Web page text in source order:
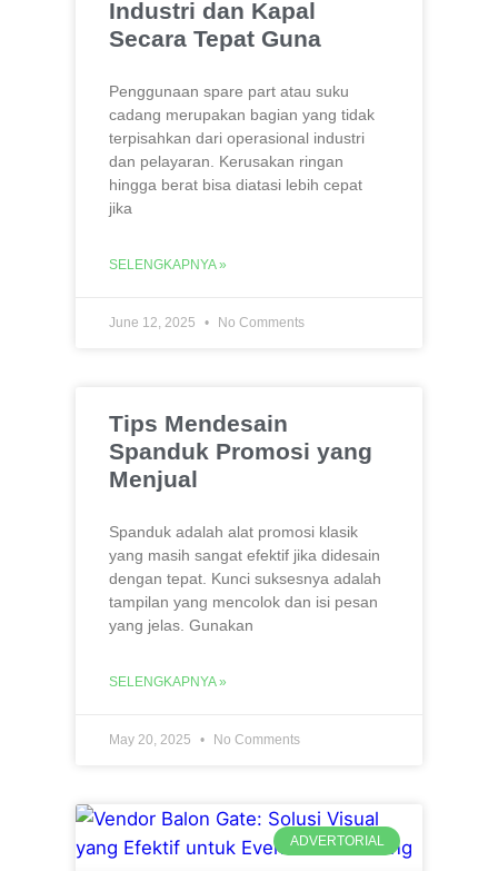
Industri dan Kapal
Secara Tepat Guna
Penggunaan spare part atau suku
cadang merupakan bagian yang tidak
terpisahkan dari operasional industri
dan pelayaran. Kerusakan ringan
hingga berat bisa diatasi lebih cepat
jika
SELENGKAPNYA »
June 12, 2025 No Comments
Tips Mendesain
Spanduk Promosi yang
Menjual
Spanduk adalah alat promosi klasik
yang masih sangat efektif jika didesain
dengan tepat. Kunci suksesnya adalah
tampilan yang mencolok dan isi pesan
yang jelas. Gunakan
SELENGKAPNYA »
May 20, 2025 No Comments
ADVERTORIAL